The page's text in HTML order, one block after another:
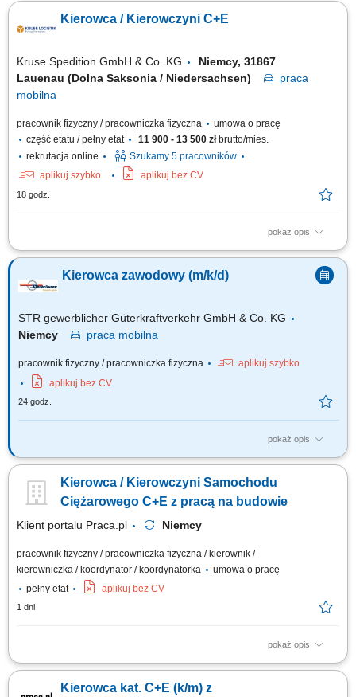
naczepami lub przyczepami w wybranym trybie pracy: rotacyjnym 2:1
bądź w pełnym wymiarze godzin. Prowadzenie zestawów drogowych typu
Kierowca / Kierowczyni C+E
Kruse Spedition GmbH & Co. KG
Niemcy, 31867
Lauenau (Dolna Saksonia / Niedersachsen)
praca
mobilna
pracownik fizyczny / pracowniczka fizyczna
umowa o pracę
część etatu / pełny etat
11 900 - 13 500 złbrutto/mies.
rekrutacja online
Szukamy 5 pracowników
aplikuj szybko
aplikuj bez CV
18 godz.
pokaż opis
Zadania Realizowanie przewozów dystrybucyjnych artykułów
spożywczych w systemie zmianowym. Obsługa pojazdów ciężarowych z
naczepami lub przyczepami w wybranym trybie pracy: rotacyjnym 2:1
bądź w pełnym wymiarze godzin. Prowadzenie zestawów drogowych typu
Kierowca zawodowy (m/k/d)
STR gewerblicher Güterkraftverkehr GmbH & Co. KG
Niemcy
praca mobilna
pracownik fizyczny / pracowniczka fizyczna
aplikuj szybko
aplikuj bez CV
24 godz.
pokaż opis
Twoje obowiązki Przeprowadzanie załadunku i rozładunku;
(silos/cysterna) Utrzymanie pojazdu wewnątrz i na zewnątrz;
Kierowca / Kierowczyni Samochodu
Ciężarowego C+E z pracą na budowie
Klient portalu Praca.pl Niemcy
pracownik fizyczny / pracowniczka fizyczna / kierownik /
kierowniczka / koordynator / koordynatorka
umowa o pracę
pełny etat
aplikuj bez CV
1 dni
pokaż opis
Bezpieczny transport materiałów budowlanych, ciężkich maszyn oraz
Niemiec. Obsługa powierzonego zestawu ciężarowego oraz dbanie o
Kierowca kat. C+E (k/m) z